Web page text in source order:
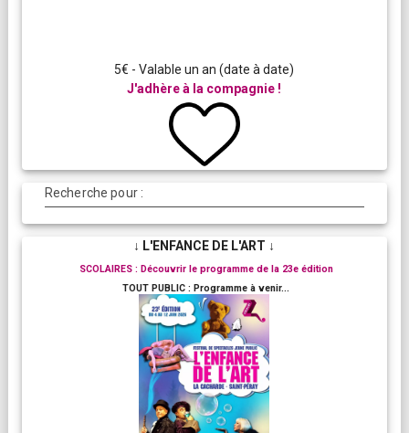
5€ - Valable un an (date à date)
J'adhère à la compagnie !
Recherche pour :
↓ L'ENFANCE DE L'ART ↓
SCOLAIRES : Découvrir le programme de la 23e édition
TOUT PUBLIC : Programme à venir...